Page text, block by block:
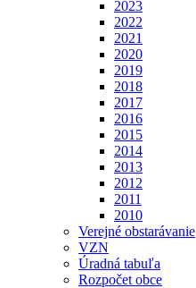
2023
2022
2021
2020
2019
2018
2017
2016
2015
2014
2013
2012
2011
2010
Verejné obstarávanie
VZN
Úradná tabuľa
Rozpočet obce